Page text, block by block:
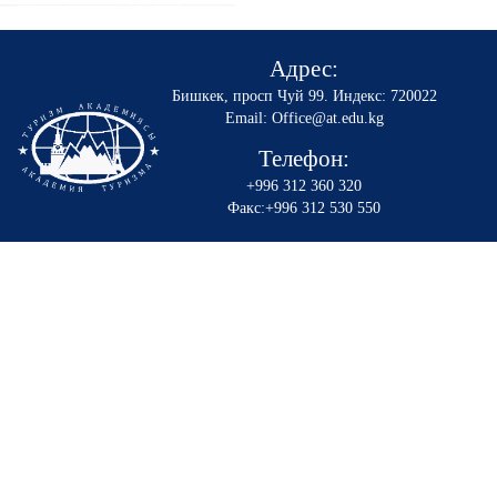
Адрес:
Бишкек, просп Чуй 99. Индекс: 720022
Email: Office@at.edu.kg
Телефон:
+996 312 360 320
Факс:+996 312 530 550